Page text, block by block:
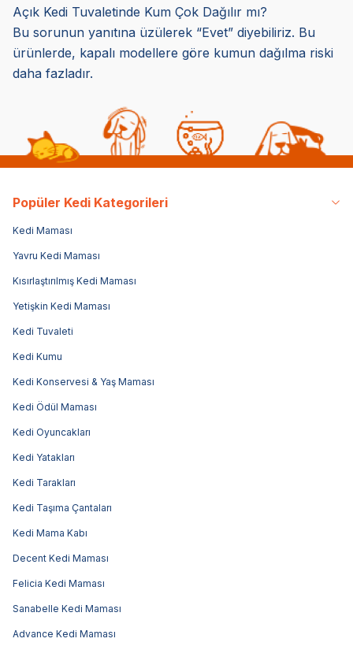
Açık Kedi Tuvaletinde Kum Çok Dağılır mı?
Bu sorunun yanıtına üzülerek “Evet” diyebiliriz. Bu
ürünlerde, kapalı modellere göre kumun dağılma riski
daha fazladır.
Popüler Kedi Kategorileri
Kedi Maması
Yavru Kedi Maması
Kısırlaştırılmış Kedi Maması
Yetişkin Kedi Maması
Kedi Tuvaleti
Kedi Kumu
Kedi Konservesi & Yaş Maması
Kedi Ödül Maması
Kedi Oyuncakları
Kedi Yatakları
Kedi Tarakları
Kedi Taşıma Çantaları
Kedi Mama Kabı
Decent Kedi Maması
Felicia Kedi Maması
Sanabelle Kedi Maması
Advance Kedi Maması